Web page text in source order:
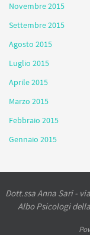
Novembre 2015
Settembre 2015
Agosto 2015
Luglio 2015
Aprile 2015
Marzo 2015
Febbraio 2015
Gennaio 2015
Dott.ssa Anna Sari -
Albo Psicologi